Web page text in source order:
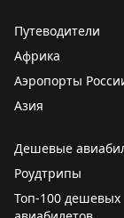
Всего
Путеводители
Африка
Аэропорты
Азия
Дешевые
Роудтрипы
Топ-100 дешевых